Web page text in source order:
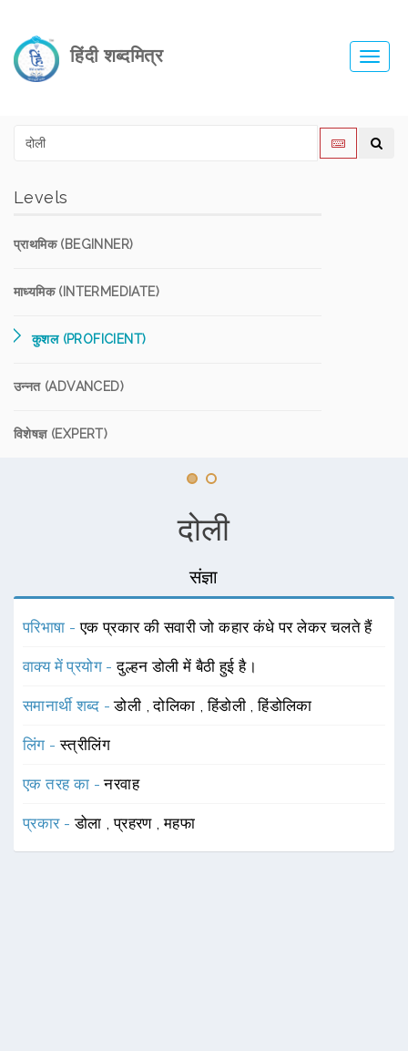
हिंदी शब्दमित्र
Levels
प्राथमिक (BEGINNER)
माध्यमिक (INTERMEDIATE)
कुशल (PROFICIENT)
उन्नत (ADVANCED)
विशेषज्ञ (EXPERT)
दोली
संज्ञा
परिभाषा -एक प्रकार की सवारी जो कहार कंधे पर लेकर चलते हैं
वाक्य में प्रयोग -दुल्हन डोली में बैठी हुई है।
समानार्थी शब्द -डोली ,दोलिका ,हिंडोली ,हिंडोलिका
लिंग -स्त्रीलिंग
एक तरह का -नरवाह
प्रकार -डोला ,प्रहरण ,महफा